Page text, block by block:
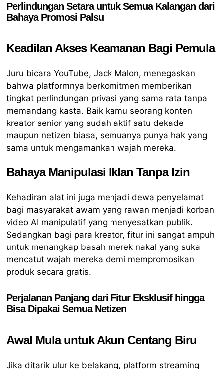
Perlindungan Setara untuk Semua Kalangan dari
Bahaya Promosi Palsu
Keadilan Akses Keamanan Bagi Pemula
Juru bicara YouTube, Jack Malon, menegaskan
bahwa platformnya berkomitmen memberikan
tingkat perlindungan privasi yang sama rata tanpa
memandang kasta. Baik kamu seorang konten
kreator senior yang sudah aktif satu dekade
maupun netizen biasa, semuanya punya hak yang
sama untuk mengamankan wajah mereka.
Bahaya Manipulasi Iklan Tanpa Izin
Kehadiran alat ini juga menjadi dewa penyelamat
bagi masyarakat awam yang rawan menjadi korban
video AI manipulatif yang menyesatkan publik.
Sedangkan bagi para kreator, fitur ini sangat ampuh
untuk menangkap basah merek nakal yang suka
mencatut wajah mereka demi mempromosikan
produk secara gratis.
Perjalanan Panjang dari Fitur Eksklusif hingga
Bisa Dipakai Semua Netizen
Awal Mula untuk Akun Centang Biru
Jika ditarik ulur ke belakang, platform streaming